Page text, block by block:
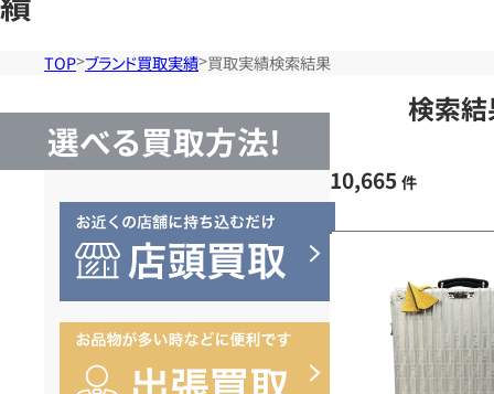
TOP ブランド買取実績 買取実績検索結果
選べる買取方法!
検索
10,665 件